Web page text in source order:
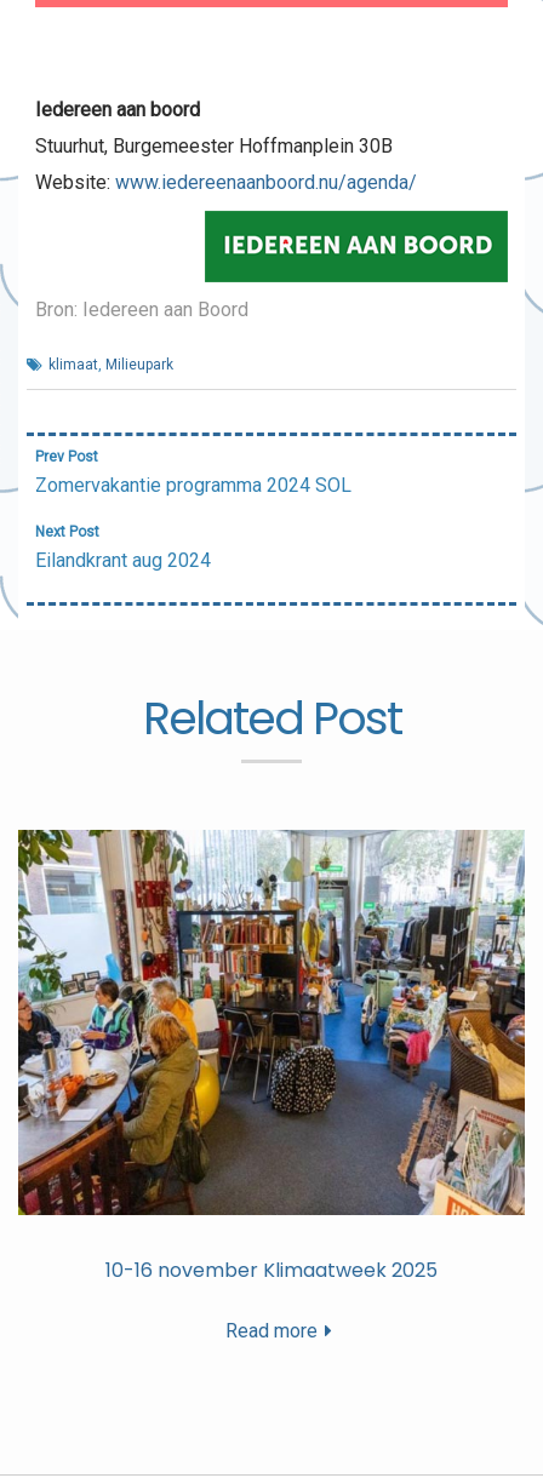
Iedereen aan boord
Stuurhut, Burgemeester Hoffmanplein 30B
Website: www.iedereenaanboord.nu/agenda/
Bron: Iedereen aan Boord
klimaat, Milieupark
Bericht
navigatie
Prev Post
Zomervakantie programma 2024 SOL
Next Post
Eilandkrant aug 2024
Related Post
10-16 november Klimaatweek 2025
Read more